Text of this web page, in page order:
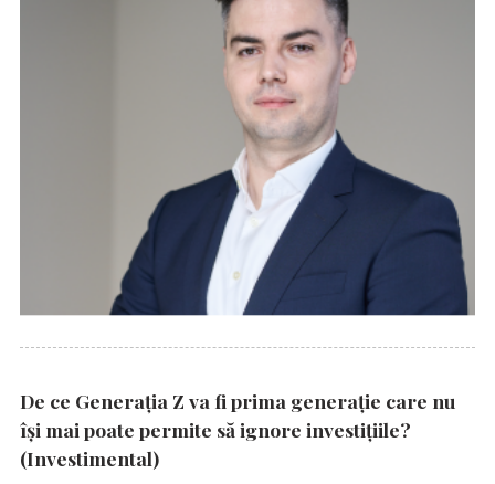
De ce Generația Z va fi prima generație care nu
își mai poate permite să ignore investițiile?
(Investimental)